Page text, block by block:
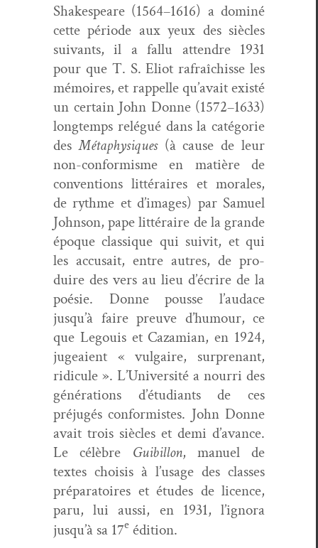
Shake­speare (1564–1616) a dom­iné
cette péri­ode aux yeux des siè­cles
suiv­ants, il a fal­lu atten­dre 1931
pour que T. S. Eliot rafraîchisse les
mémoires, et rap­pelle qu’avait existé
un cer­tain John Donne (1572–1633)
longtemps relégué dans la caté­gorie
desMéta­physiques (à cause de leur
non-con­formisme en matière de
con­ven­tions lit­téraires et morales,
de rythme et d’images) par Samuel
John­son, pape lit­téraire de la grande
époque clas­sique qui suiv­it, et qui
les accu­sait, entre autres, de pro­
duire des vers au lieu d’écrire de la
poésie. Donne pousse l’audace
jusqu’à faire preuve d’humour, ce
que Legouis et Caza­mi­an, en 1924,
jugeaient « vul­gaire, sur­prenant,
ridicule ». L’Université a nour­ri des
généra­tions d’étudiants de ces
préjugés con­formistes. John Donne
avait trois siè­cles et demi d’avance.
Le célèbre Guibil­lon, manuel de
textes choi­sis à l’usage des class­es
pré­para­toires et études de licence,
paru, lui aus­si, en 1931, l’ignora
jusqu’à sa 17e édition.